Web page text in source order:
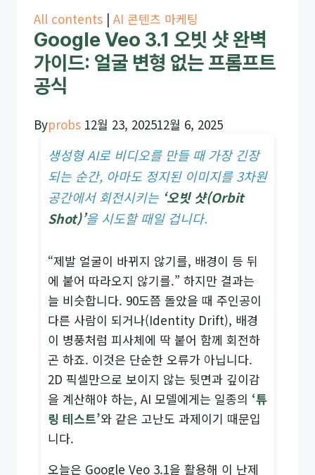
All contents | AI 콘텐츠 마케팅
Google Veo 3.1 오빗 샷 완벽
가이드: 얼굴 변형 없는 프롬프트
공식
Byprobs 12월 23, 202512월 6, 2025
생성형 AI로 비디오를 만들 때 가장 긴장
되는 순간, 아마도 정지된 이미지를 3차원
공간에서 회전시키는 ‘오빗 샷(Orbit
Shot)’을 시도할 때일 겁니다.
“제발 얼굴이 바뀌지 않기를, 배경이 등 뒤
에 붙어 따라오지 않기를.” 하지만 결과는
늘 비슷합니다. 90도쯤 돌았을 때 주인공이
다른 사람이 되거나(Identity Drift), 배경
이 병풍처럼 피사체에 딱 붙어 함께 회전하
곤 하죠. 이것은 단순한 오류가 아닙니다.
2D 픽셀만으로 보이지 않는 뒷면과 깊이감
을 계산해야 하는, AI 모델에게는 일종의 ‘튜
링 테스트’와 같은 고난도 과제이기 때문입
니다.
오늘은 Google Veo 3.1을 활용해 이 난제